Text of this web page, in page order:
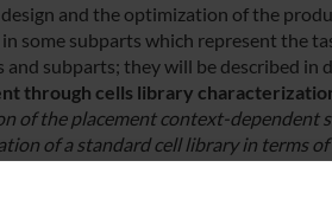
and the optimization of the
some subparts which represent the
and subparts; they will be described in
through cells library
of the placement context-dependent
of a standard cell library in terms